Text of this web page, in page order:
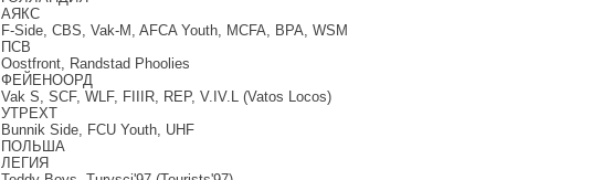
АЯКС
F-Side, CBS, Vak-M, AFCA Youth, MCFA, BPA, WSM
ПСВ
Oostfront, Randstad Phoolies
ФЕЙЕНООРД
Vak S, SCF, WLF, FIIIR, REP, V.IV.L (Vatos Locos)
УТРЕХТ
Bunnik Side, FCU Youth, UHF
ПОЛЬША
ЛЕГИЯ